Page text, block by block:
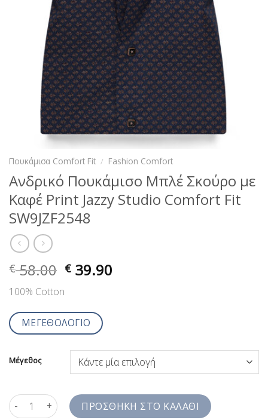
Πουκάμισα Comfort Fit / Fashion Comfort
Ανδρικό Πουκάμισο Μπλέ Σκούρο με
Καφέ Print Jazzy Studio Comfort Fit
SW9JZF2548
€58.00 € 39.90
100% Cotton
ΜΕΓΕΘΟΛΟΓΙΟ
Μέγεθος
Ανδρικό Πουκάμισο Μπλέ Σκούρο με Καφέ Print Jazzy Studio
ΠΡΟΣΘΉΚΗ ΣΤΟ ΚΑΛΆΘΙ